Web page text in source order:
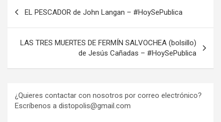
entradas
EL PESCADOR de John Langan – #HoySePublica
LAS TRES MUERTES DE FERMÍN SALVOCHEA (bolsillo)
de Jesús Cañadas – #HoySePublica
¿Quieres contactar con nosotros por correo electrónico?
Escríbenos a distopolis@gmail.com